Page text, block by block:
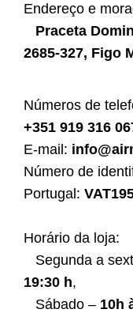
Endereço e
Praceta
2685-327, Figo
Números de
+351 919 316
E-mail:
Número de
Portugal:
Horário da loja:
Segunda a
19:30 h,
Sábado – 10h